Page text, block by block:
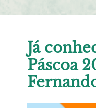
Já
Páscoa